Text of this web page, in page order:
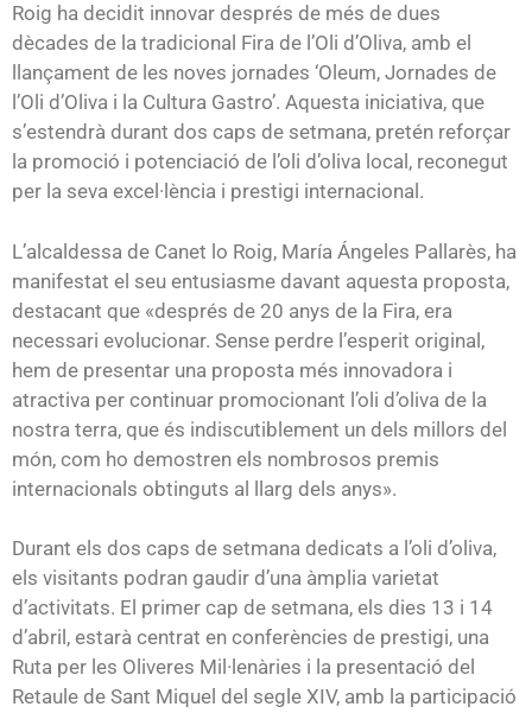
Roig ha decidit innovar després de més de dues
dècades de la tradicional Fira de l’Oli d’Oliva, amb el
llançament de les noves jornades ‘Oleum, Jornades de
l’Oli d’Oliva i la Cultura Gastro’. Aquesta iniciativa, que
s’estendrà durant dos caps de setmana, pretén reforçar
la promoció i potenciació de l’oli d’oliva local, reconegut
per la seva excel·lència i prestigi internacional.
L’alcaldessa de Canet lo Roig, María Ángeles Pallarès, ha
manifestat el seu entusiasme davant aquesta proposta,
destacant que «després de 20 anys de la Fira, era
necessari evolucionar. Sense perdre l’esperit original,
hem de presentar una proposta més innovadora i
atractiva per continuar promocionant l’oli d’oliva de la
nostra terra, que és indiscutiblement un dels millors del
món, com ho demostren els nombrosos premis
internacionals obtinguts al llarg dels anys».
Durant els dos caps de setmana dedicats a l’oli d’oliva,
els visitants podran gaudir d’una àmplia varietat
d’activitats. El primer cap de setmana, els dies 13 i 14
d’abril, estarà centrat en conferències de prestigi, una
Ruta per les Oliveres Mil·lenàries i la presentació del
Retaule de Sant Miquel del segle XIV, amb la participació